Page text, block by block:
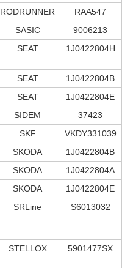
RODRUNNER
RAA547
SASIC
9006213
SEAT 1J0422804H
SEAT
1J0422804B
SEAT
1J0422804E
SIDEM
37423
SKF
VKDY331039
SKODA
1J0422804B
SKODA
1J0422804A
SKODA
1J0422804E
SRLine S6013032
STELLOX 5901477SX